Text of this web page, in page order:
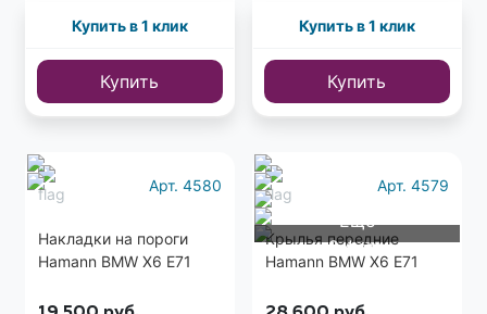
Купить в 1 клик
Купить
Купить в 1 клик
Купить
Арт. 4580
Накладки на пороги
Hamann BMW X6 E71
Еще
9 фото
Арт. 4579
Крылья передние
Hamann BMW X6 E71